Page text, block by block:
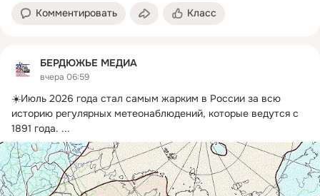
Комментировать Класс
БЕРДЮЖЬЕ МЕДИА
вчера 06:59
☀️Июль 2026 года стал самым жарким в России за всю
историю регулярных метеонаблюдений, которые ведутся с
1891 года. ...